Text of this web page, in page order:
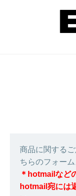
商品に関する
ちらのフォー
＊hotmailなど
hotmail宛には